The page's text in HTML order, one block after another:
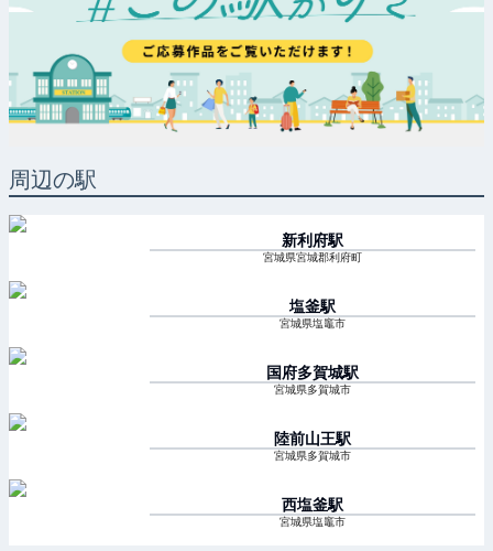
周辺の駅
新利府駅
宮城県宮城郡利府町
塩釜駅
宮城県塩竈市
国府多賀城駅
宮城県多賀城市
陸前山王駅
宮城県多賀城市
西塩釜駅
宮城県塩竈市